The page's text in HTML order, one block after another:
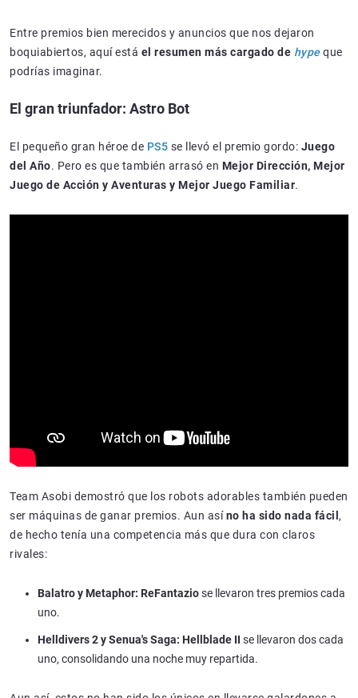
Entre premios bien merecidos y anuncios que nos dejaron
boquiabiertos, aquí está el resumen más cargado de hypeque
podrías imaginar.
El gran triunfador: Astro Bot
El pequeño gran héroe de PS5 se llevó el premio gordo: Juego
del Año. Pero es que también arrasó en Mejor Dirección, Mejor
Juego de Acción y Aventuras y Mejor Juego Familiar.
Team Asobi demostró que los robots adorables también pueden
ser máquinas de ganar premios. Aun asíno ha sido nada fácil ,
de hecho tenía una competencia más que dura con claros
rivales:
Balatro y Metaphor: ReFantaziose llevaron tres premios cada
uno.
Helldivers 2 y Senua's Saga: Hellblade II se llevaron dos cada
uno, consolidando una noche muy repartida.